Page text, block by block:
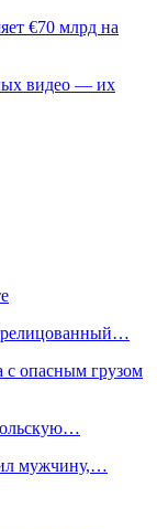
€70 млрд на
видео — их
с опасным грузом
мужчину,…